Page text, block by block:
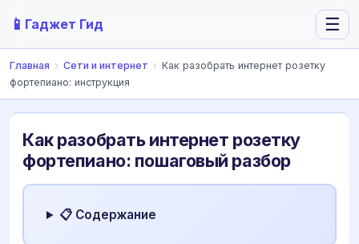
📱 Гаджет Гид ☰
Главная › Сети и интернет › Как разобрать интернет розетку
фортепиано: инструкция
Как разобрать интернет розетку
фортепиано: пошаговый разбор
📋 Содержание